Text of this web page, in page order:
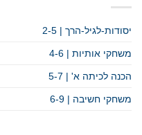
יסודות-לגיל-הרך | 2-5
משחקי אותיות | 4-6
הכנה לכיתה א' | 5-7
משחקי חשיבה | 6-9